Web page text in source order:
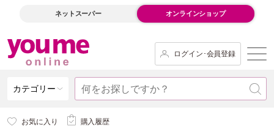
ネットスーパー オンラインショップ
ログイン･会員登録
カテゴリー
お気に入り 購入履歴